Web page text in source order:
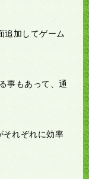
追加してゲーム
事もあって、通
それぞれに効率